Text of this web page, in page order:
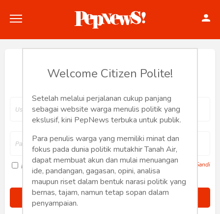
Politik
Hankam
Internasional
Bisnis
Hey, Welcome back.
Ingat saya Lupa Sandi
Welcome Citizen Polite!
Setelah melalui perjalanan cukup panjang
sebagai website warga menulis politik yang
ekslusif, kini PepNews terbuka untuk publik.
Para penulis warga yang memiliki minat dan
fokus pada dunia politik mutakhir Tanah Air,
dapat membuat akun dan mulai menuangan
ide, pandangan, gagasan, opini, analisa
maupun riset dalam bentuk narasi politik yang
bernas, tajam, namun tetap sopan dalam
penyampaian.